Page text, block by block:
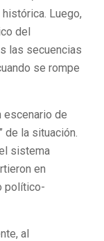
Luego,
del
las secuencias
se rompe
escenario de
de la situación.
sistema
en
político-
al